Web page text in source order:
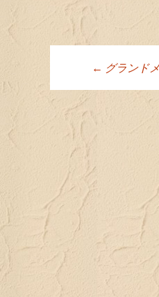
投稿
← グランド